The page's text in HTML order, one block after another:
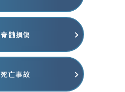
脊髄損傷
死亡事故